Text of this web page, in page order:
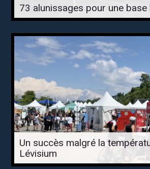
73 alunissages pour une base
Un succès malgré la
Lévisium